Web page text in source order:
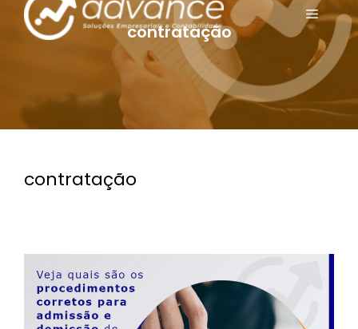
contratação
contratação